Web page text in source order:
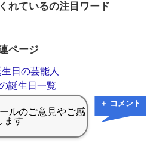
れているの注目ワード
ページ
日の芸能人
誕生日一覧
＋ コメント